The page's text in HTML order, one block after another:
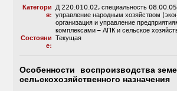
Категори
я:
Д 220.010.02, специальность
управление народным хозяйством
организация и управление
комплексами – АПК и сельское
Состояни
е:
Текущая
Особенности воспроизводства
сельскохозяйственного назначения